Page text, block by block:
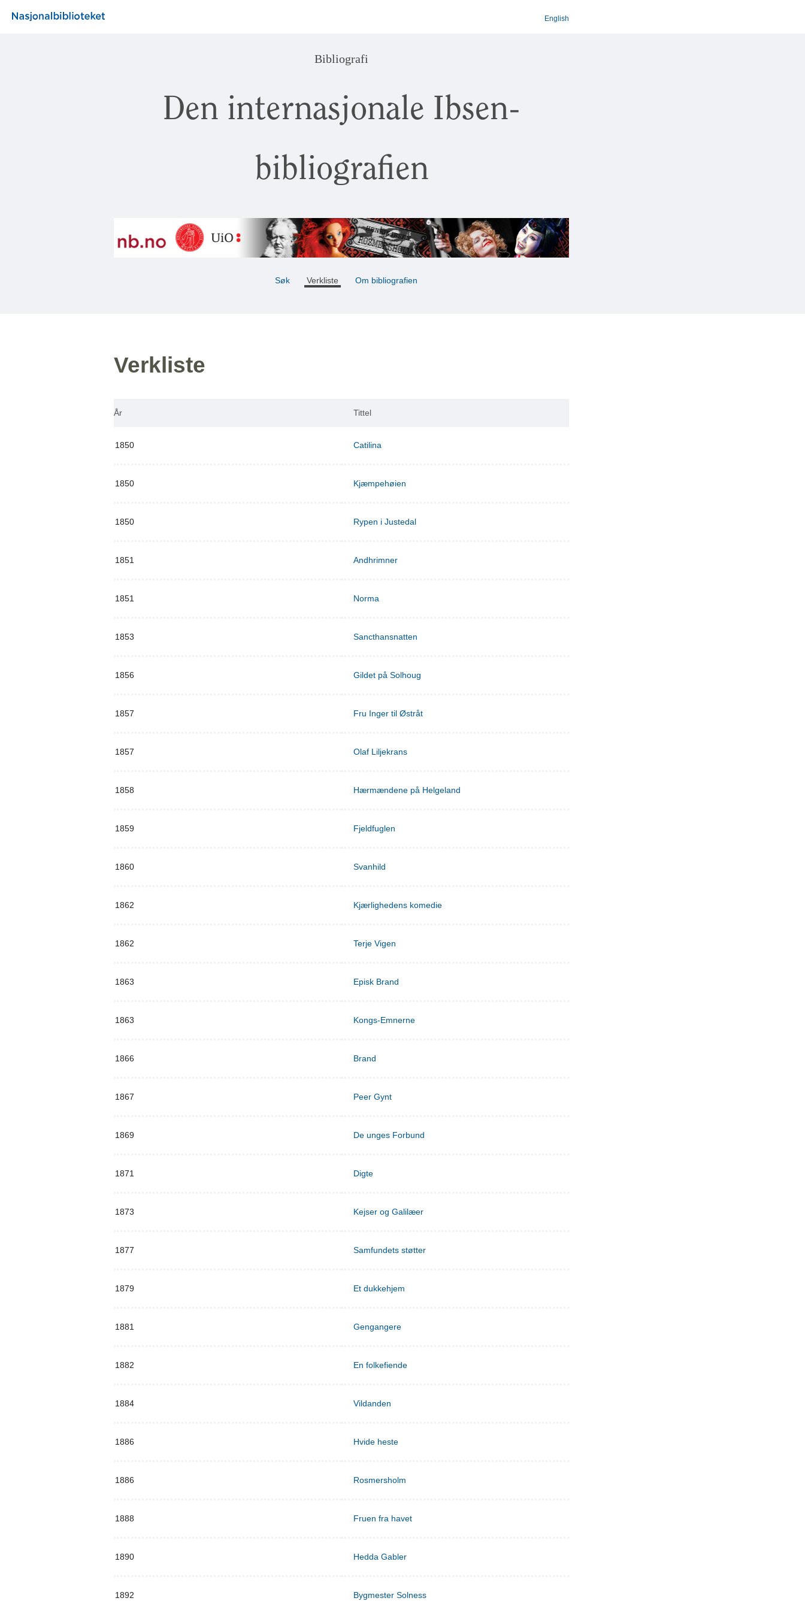
English
Bibliografi
Den internasjonale Ibsen-
bibliografien
Søk Verkliste Om bibliografien
Verkliste
År Tittel
1850 Catilina
1850 Kjæmpehøien
1850 Rypen i Justedal
1851 Andhrimner
1851 Norma
1853 Sancthansnatten
1856 Gildet på Solhoug
1857 Fru Inger til Østråt
1857 Olaf Liljekrans
1858 Hærmændene på Helgeland
1859 Fjeldfuglen
1860 Svanhild
1862 Kjærlighedens komedie
1862 Terje Vigen
1863 Episk Brand
1863 Kongs-Emnerne
1866 Brand
1867 Peer Gynt
1869 De unges Forbund
1871 Digte
1873 Kejser og Galilæer
1877 Samfundets støtter
1879 Et dukkehjem
1881 Gengangere
1882 En folkefiende
1884 Vildanden
1886 Hvide heste
1886 Rosmersholm
1888 Fruen fra havet
1890 Hedda Gabler
1892 Bygmester Solness